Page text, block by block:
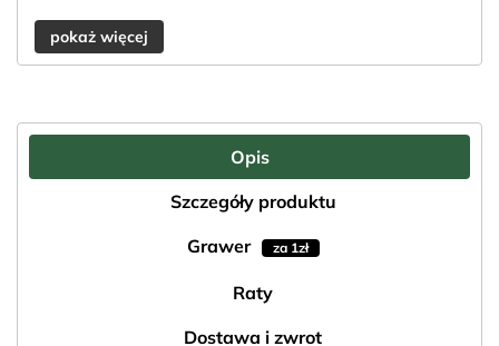
pokaż więcej
Opis
Szczegóły produktu
Grawer
za 1zł
Raty
Dostawa i zwrot